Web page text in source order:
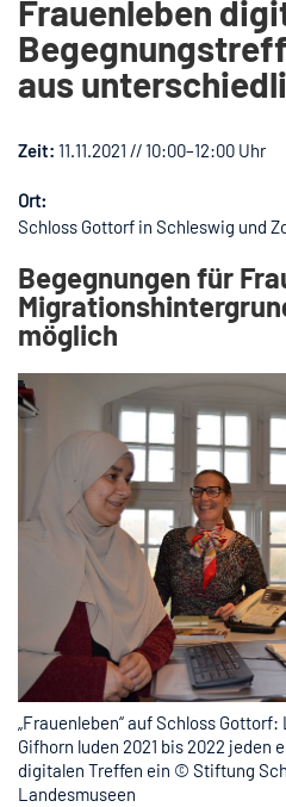
Frauenleben
aus
Zeit: 11.11.2021 // 10:00–12:00 Uhr
Ort:
Schloss Gottorf in Schleswig und
Begegnungen für
möglich
„Frauenleben“ auf Schloss
Gifhorn luden 2021 bis 2022 jeden
digitalen Treffen ein © Stiftung
Landesmuseen